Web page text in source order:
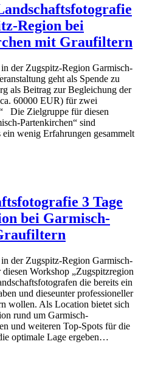
Region bei
mit Graufiltern
der Zugspitz-Region Garmisch-
geht als Spende zu
als Beitrag zur Begleichung der
60000 EUR) für zwei
Die Zielgruppe für diesen
Partenkirchen“ sind
wenig Erfahrungen gesammelt
3 Tage
bei Garmisch-
der Zugspitz-Region Garmisch-
Workshop „Zugspitzregion
die bereits ein
und dieseunter professioneller
wollen. Als Location bietet sich
rund um Garmisch-
und weiteren Top-Spots für die
optimale Lage ergeben…